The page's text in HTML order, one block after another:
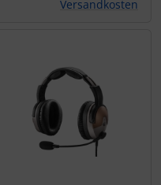
Versandkosten